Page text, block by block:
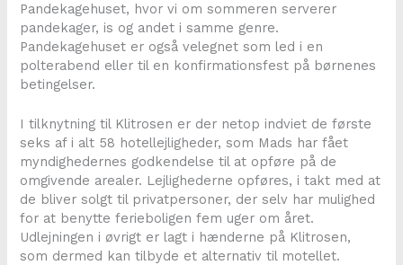
Pandekagehuset, hvor vi om sommeren serverer
pandekager, is og andet i samme genre.
Pandekagehuset er også velegnet som led i en
polterabend eller til en konfirmationsfest på børnenes
betingelser.
I tilknytning til Klitrosen er der netop indviet de første
seks af i alt 58 hotellejligheder, som Mads har fået
myndighedernes godkendelse til at opføre på de
omgivende arealer. Lejlighederne opføres, i takt med at
de bliver solgt til privatpersoner, der selv har mulighed
for at benytte ferieboligen fem uger om året.
Udlejningen i øvrigt er lagt i hænderne på Klitrosen,
som dermed kan tilbyde et alternativ til motellet.